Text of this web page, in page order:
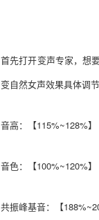
首先打开变声专家，想
变自然女声效果具体调
音高：【115%~128%】
音色：【100%~120%】
共振峰基音：【